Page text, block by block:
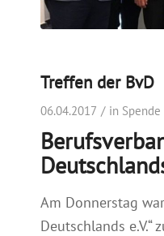
Treffen der BvD
06.04.2017 in Spende
Am Donnerstag
Deutschlands